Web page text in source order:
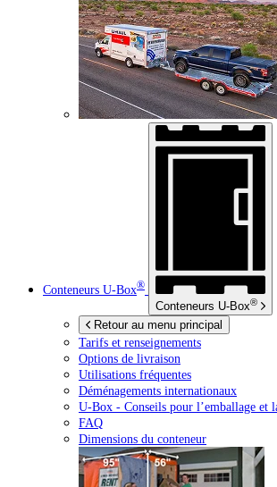
Conteneurs U-Box®
Conteneurs U-Box®
Retour au menu principal
Tarifs et renseignements
Options de livraison
Utilisations fréquentes
Déménagements internationaux
U-Box - Conseils pour l’emballage et
FAQ
Dimensions du conteneur